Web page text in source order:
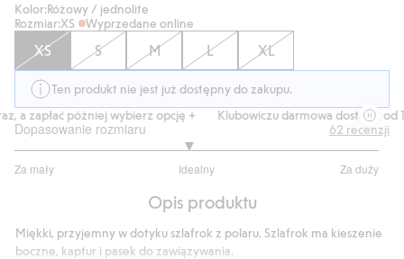
Kolor:Różowy / jednolite
Rozmiar:XS Wyprzedane online
XS S M L XL
Ten produkt nie jest już dostępny do zakupu.
a zapłać później wybierz opcję +
Klubowiczu darmowa dostawa od
Dopasowanie rozmiaru
Za mały Idealny Za duży
na
43
głosów
62 recenzji
Opis produktu
Miękki, przyjemny w dotyku szlafrok z polaru. Szlafrok ma kieszenie
boczne, kaptur i pasek do zawiązywania.